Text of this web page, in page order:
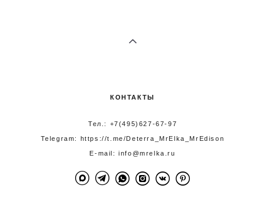
КОНТАКТЫ
Тел.: +7(495)627-67-97
Telegram: https://t.me/Deterra_MrElka_MrEdison
E-mail: info@mrelka.ru